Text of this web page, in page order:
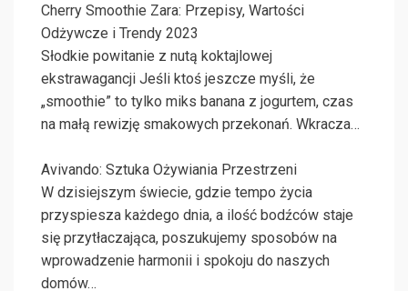
Cherry Smoothie Zara: Przepisy, Wartości
Odżywcze i Trendy 2023
Słodkie powitanie z nutą koktajlowej
ekstrawagancji Jeśli ktoś jeszcze myśli, że
„smoothie” to tylko miks banana z jogurtem, czas
na małą rewizję smakowych przekonań. Wkracza…
Avivando: Sztuka Ożywiania Przestrzeni
W dzisiejszym świecie, gdzie tempo życia
przyspiesza każdego dnia, a ilość bodźców staje
się przytłaczająca, poszukujemy sposobów na
wprowadzenie harmonii i spokoju do naszych
domów…